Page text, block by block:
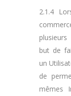
2.1.4
but de
un
de
mêmes